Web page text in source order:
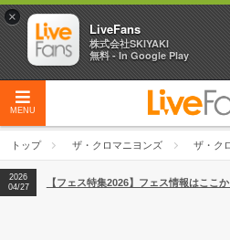
MENU
トップ ザ・クロマニヨンズ ザ・ク
2026
04/27
2026
【ライブ動員ランキング】2026年上半
2026
04/27
【フェス特集2026】フェス情報はここか
×
LiveFans
株式会社SKIYAKI
無料 - In Google Play